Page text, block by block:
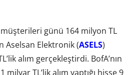
günü 164 milyon TL
Aselsan Elektronik (ASELS)
alım gerçekleştirdi. BofA’nın
TL’lik alım yaptığı hisse 9